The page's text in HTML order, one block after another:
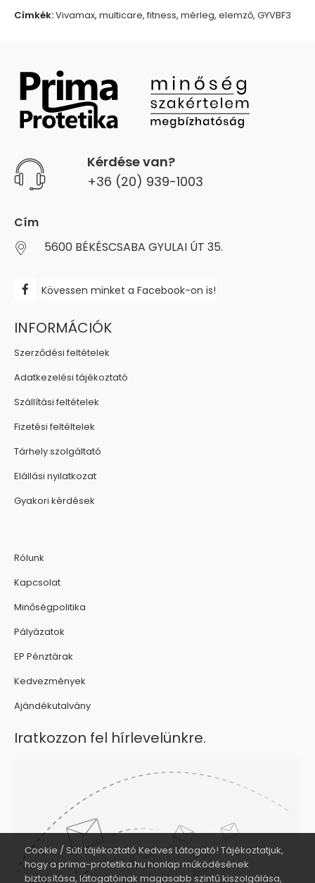
Cookie / Süti tájékoztató Kedves Látogató! Tájékoztatjuk,
hogy a prima-protetika.hu honlap működésének
biztosítása, látogatóinak magasabb szintű kiszolgálása,
Címkék:Vivamax, multicare, fitness, mérleg, elemző, GYVBF3
Kérdése van?
+36 (20) 939-1003
Cím
5600 BÉKÉSCSABA GYULAI ÚT 35.
Kövessen minket a Facebook-on is!
INFORMÁCIÓK
Szerződési feltételek
Adatkezelési tájékoztató
Szállítási feltételek
Fizetési feltéltelek
Tárhely szolgáltató
Elállási nyilatkozat
Gyakori kérdések
Rólunk
Kapcsolat
Minőségpolitika
Pályázatok
EP Pénztárak
Kedvezmények
Ajándékutalvány
Iratkozzon fel hírlevelünkre.